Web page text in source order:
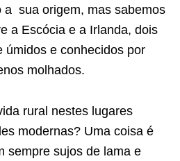
a sua origem, mas sabemos
a Escócia e a Irlanda, dois
úmidos e conhecidos por
molhados.
rural nestes lugares
modernas? Uma coisa é
sempre sujos de lama e